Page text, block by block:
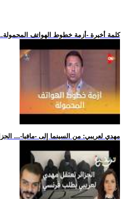
.. كلمة أخيرة -أزمة خطوط الهواتف
.. مهدي لعريبي: من السينما إلى -مافيا-...